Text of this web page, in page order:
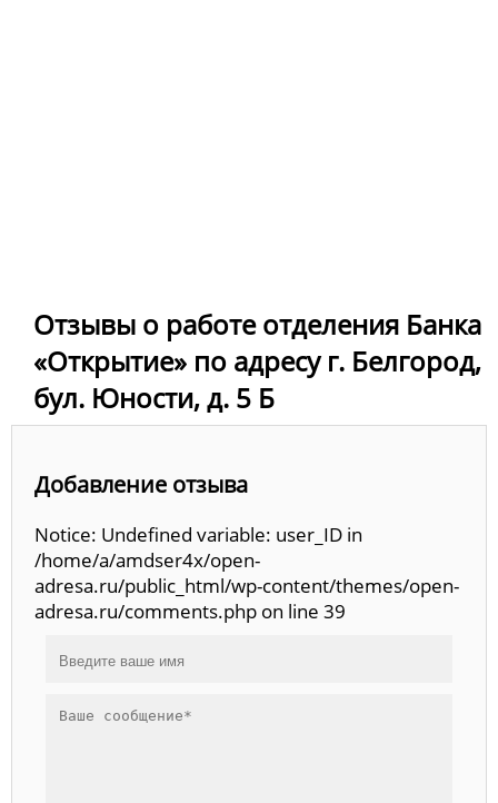
Отзывы о работе отделения Банка
«Открытие» по адресу г. Белгород,
бул. Юности, д. 5 Б
Добавление отзыва
Notice: Undefined variable: user_ID in
/home/a/amdser4x/open-
adresa.ru/public_html/wp-content/themes/open-
adresa.ru/comments.php on line 39